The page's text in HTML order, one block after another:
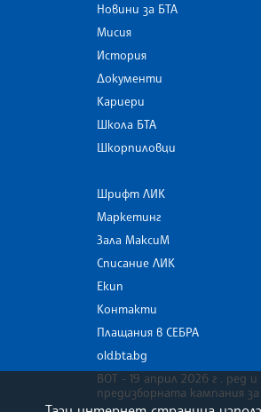
Новини за БТА
Мисия
История
Документи
Кариери
Школа БТА
Шкорпиловци
Шрифт ЛИК
Маркетинг
Зала МаксиМ
Списание ЛИК
Екип
Контакти
Плащания в СЕБРА
old.bta.bg
ВОТ - 19 април 2026 г . ред и
предизборната кампания